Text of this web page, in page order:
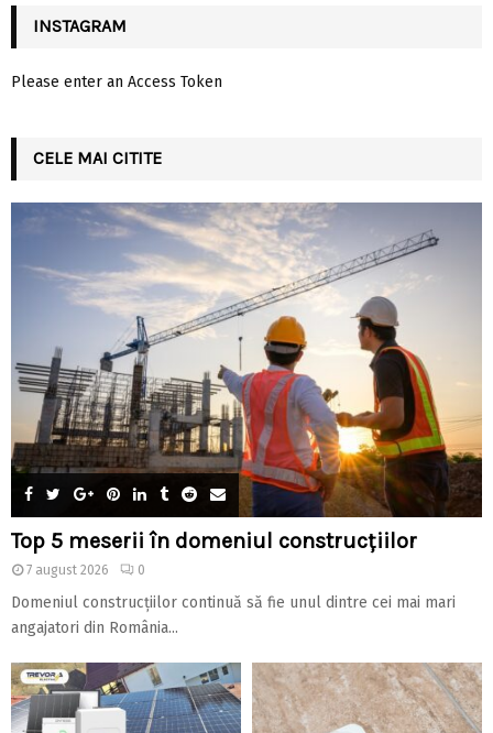
INSTAGRAM
Please enter an Access Token
CELE MAI CITITE
Top 5 meserii în domeniul construcțiilor
7 august 2026 0
Domeniul construcțiilor continuă să fie unul dintre cei mai mari
angajatori din România...